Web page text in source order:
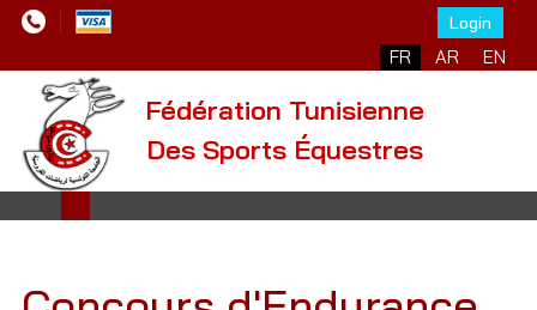
Login
FR AR EN
Fédération Tunisienne
Des Sports Équestres